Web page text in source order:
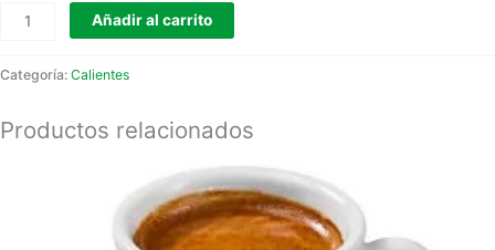
Añadir al carrito
Categoría: Calientes
Productos relacionados